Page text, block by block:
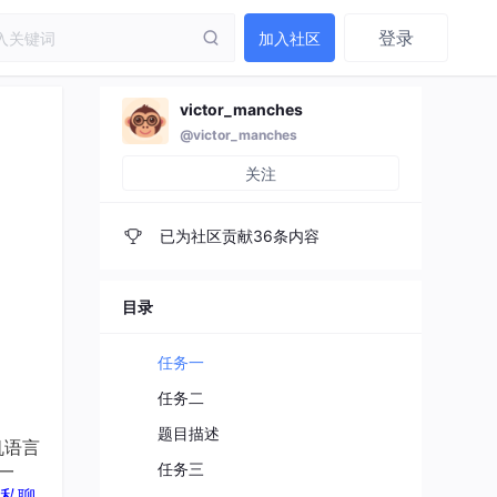
加入社区 登录
语言
victor_manches
@victor_manches
关注
已为社区贡献36条内容
目录
任务一
任务二
题目描述
任务三